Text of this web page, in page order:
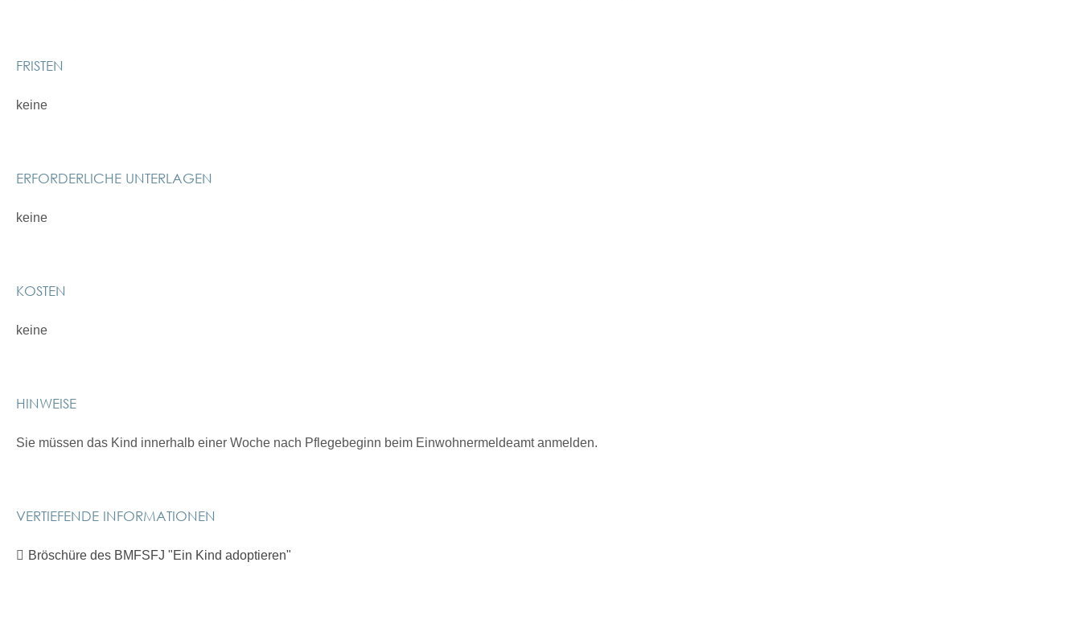
FRISTEN
keine
ERFORDERLICHE UNTERLAGEN
keine
KOSTEN
keine
HINWEISE
Sie müssen das Kind innerhalb einer Woche nach Pflegebeginn beim Einwohnermeldeamt anmelden.
VERTIEFENDE INFORMATIONEN
Bröschüre des BMFSFJ "Ein Kind adoptieren"